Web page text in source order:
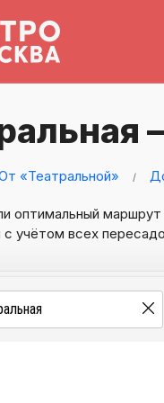
«Театральной»
оптимальный
с учётом всех